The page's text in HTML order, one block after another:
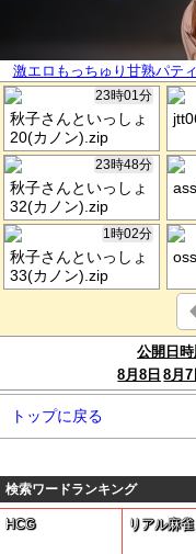
激エロもっちゅり甘熟パテ
スで男骨抜き！！ 【初
23時01分
秋子さんといっしょ
20(カノン).zip
23時48分
秋子さんといっしょ
32(カノン).zip
1時02分
秋子さんといっしょ
33(カノン).zip
公開日時
8月8日 8月7
トップに戻る
検索ワードランキング
HCG リアル麻雀